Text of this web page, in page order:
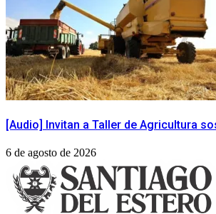
[Audio] Invitan a Taller de Agricultura
6 de agosto de 2026